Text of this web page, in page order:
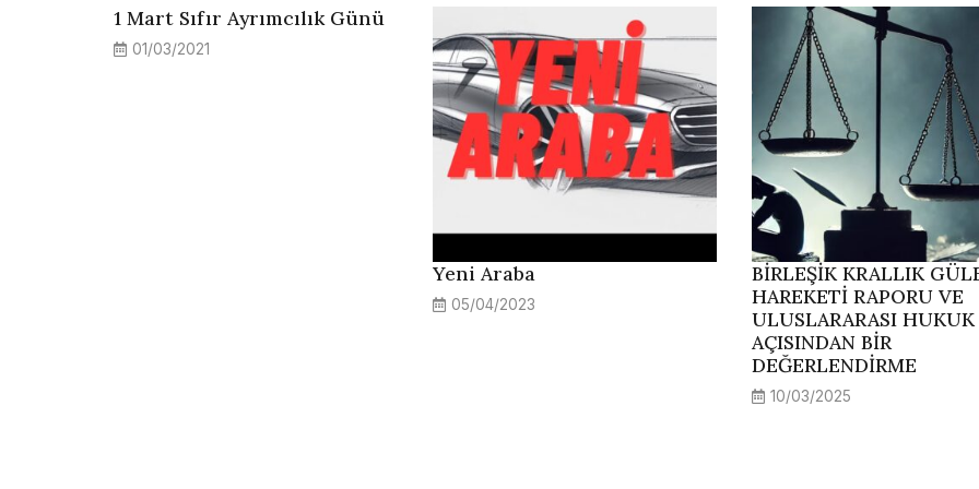
1 Mart Sıfır Ayrımcılık Günü
01/03/2021
Yeni Araba
05/04/2023
BİRLEŞİK KRALLIK
HAREKETİ RAPORU VE
ULUSLARARASI HUKUK
AÇISINDAN BİR
DEĞERLENDİRME
10/03/2025